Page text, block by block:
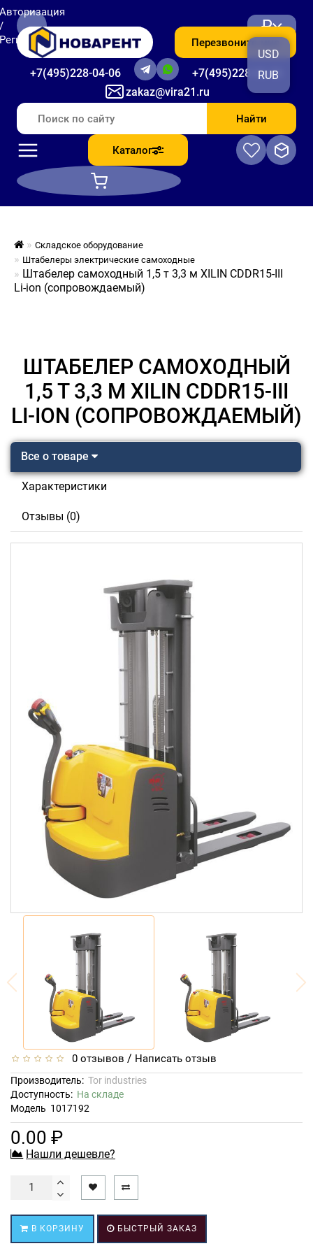
zakaz@vira21.ru
+7(495)228-04-06 +7(495)228-06-56
Перезвоните мне
₽
USD
RUB
Найти
Каталог
Складское оборудование
Штабелеры электрические самоходные
Штабелер самоходный 1,5 т 3,3 м XILIN CDDR15-III
Li-ion (сопровождаемый)
ШТАБЕЛЕР САМОХОДНЫЙ
1,5 Т 3,3 М XILIN CDDR15-III
LI-ION (СОПРОВОЖДАЕМЫЙ)
Все о товаре
Характеристики
Отзывы (0)
0 отзывов / Написать отзыв
Производитель: Tor industries
Доступность: На складе
Модель 1017192
0.00 ₽
Нашли дешевле?
В КОРЗИНУ БЫСТРЫЙ ЗАКАЗ